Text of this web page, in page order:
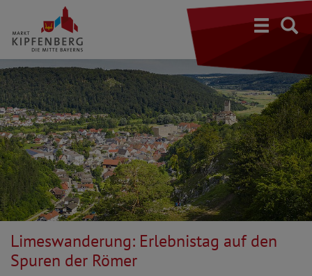
Limeswanderung: Erlebnistag auf den
Spuren der Römer